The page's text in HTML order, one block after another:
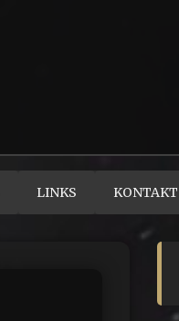
LINKS KONTAKT